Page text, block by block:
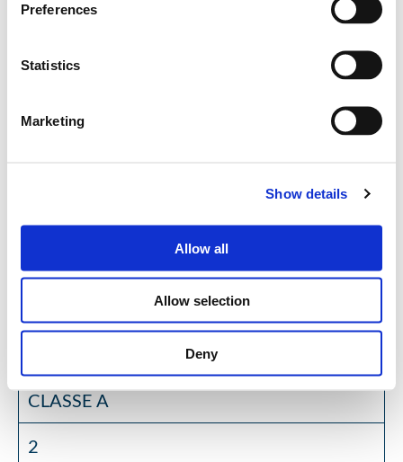
Preferences
Statistics
Marketing
Show details
Allow all
Allow selection
Deny
Soglia classe A
1
FIRENZE
CLASSE A
2